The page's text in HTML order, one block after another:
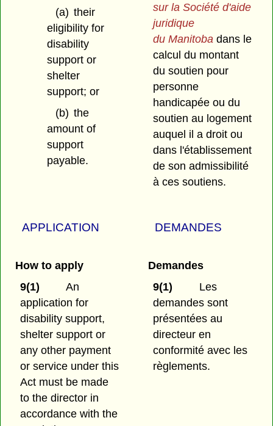
(a) their
eligibility for
disability
support or
shelter
support; or
(b) the
amount of
support
payable.
sur la Société d'aide
juridique
du Manitoba dans le
calcul du montant
du soutien pour
personne
handicapée ou du
soutien au logement
auquel il a droit ou
dans l'établissement
de son admissibilité
à ces soutiens.
APPLICATION DEMANDES
How to apply
9(1)
An
application for
disability support,
shelter support or
any other payment
or service under this
Act must be made
to the director in
accordance with the
Demandes
9(1)
Les
demandes sont
présentées au
directeur en
conformité avec les
règlements.